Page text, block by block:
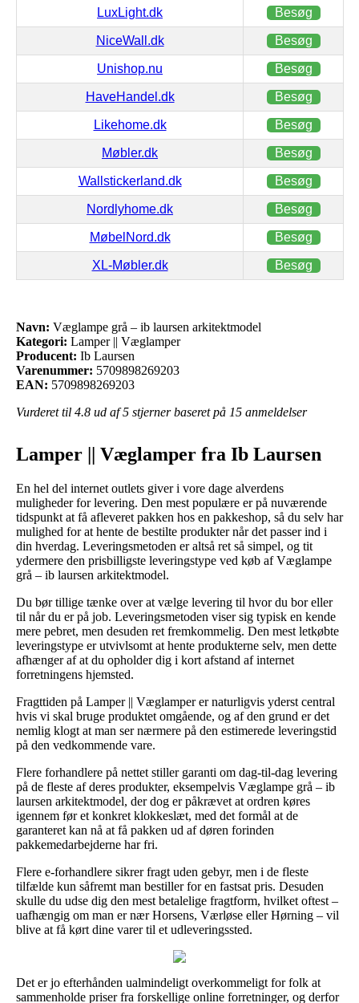
LuxLight.dk Besøg
NiceWall.dk Besøg
Unishop.nu Besøg
HaveHandel.dk Besøg
Likehome.dk Besøg
Møbler.dk Besøg
Wallstickerland.dk Besøg
Nordlyhome.dk Besøg
MøbelNord.dk Besøg
XL-Møbler.dk Besøg
Navn: Væglampe grå – ib laursen arkitektmodel
Kategori: Lamper || Væglamper
Producent: Ib Laursen
Varenummer: 5709898269203
EAN: 5709898269203
Vurderet til 4.8 ud af 5 stjerner baseret på 15 anmeldelser
Lamper || Væglamper fra Ib Laursen
En hel del internet outlets giver i vore dage alverdens
muligheder for levering. Den mest populære er på nuværende
tidspunkt at få afleveret pakken hos en pakkeshop, så du selv har
mulighed for at hente de bestilte produkter når det passer ind i
din hverdag. Leveringsmetoden er altså ret så simpel, og tit
ydermere den prisbilligste leveringstype ved køb af Væglampe
grå – ib laursen arkitektmodel.
Du bør tillige tænke over at vælge levering til hvor du bor eller
til når du er på job. Leveringsmetoden viser sig typisk en kende
mere pebret, men desuden ret fremkommelig. Den mest letkøbte
leveringstype er utvivlsomt at hente produkterne selv, men dette
afhænger af at du opholder dig i kort afstand af internet
forretningens hjemsted.
Fragttiden på Lamper || Væglamper er naturligvis yderst central
hvis vi skal bruge produktet omgående, og af den grund er det
nemlig klogt at man ser nærmere på den estimerede leveringstid
på den vedkommende vare.
Flere forhandlere på nettet stiller garanti om dag-til-dag levering
på de fleste af deres produkter, eksempelvis Væglampe grå – ib
laursen arkitektmodel, der dog er påkrævet at ordren køres
igennem før et konkret klokkeslæt, med det formål at de
garanteret kan nå at få pakken ud af døren forinden
pakkemedarbejderne har fri.
Flere e-forhandlere sikrer fragt uden gebyr, men i de fleste
tilfælde kun såfremt man bestiller for en fastsat pris. Desuden
skulle du udse dig den mest betalelige fragtform, hvilket oftest –
uafhængig om man er nær Horsens, Værløse eller Hørning – vil
blive at få kørt dine varer til et udleveringssted.
Det er jo efterhånden ualmindeligt overkommeligt for folk at
sammenholde priser fra forskellige online forretninger, og derfor